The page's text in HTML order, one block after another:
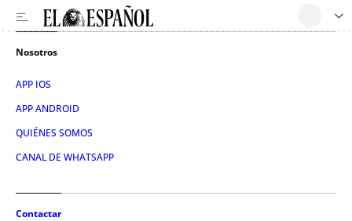
Nosotros
APP IOS
APP ANDROID
QUIÉNES SOMOS
CANAL DE WHATSAPP
Contactar